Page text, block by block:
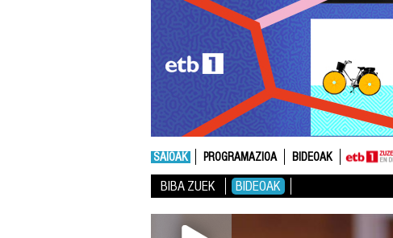
SAIOAK PROGRAMAZIOA BIDEOAK
BIBA ZUEK BIDEOAK